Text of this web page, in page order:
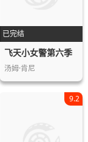
已完结
飞天小女警第六季
汤姆·肯尼
9.2